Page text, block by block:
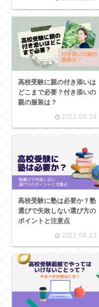
高校受験に親の付き添いは
どこまで必要？付き添いの
親の服装は？
2022.09.24
高校受験に塾は必要か？塾
選びで失敗しない選び方の
ポイントと注意点
2022.08.13